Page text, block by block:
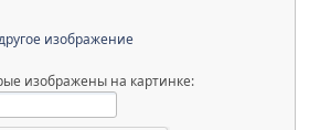
изображение
изображены на картинке: